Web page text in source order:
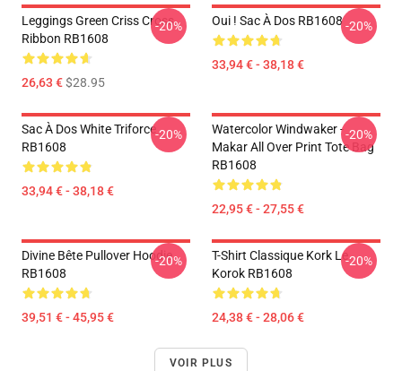
Leggings Green Criss Cross
Ribbon RB1608
26,63 €$28.95
-20% Oui ! Sac À Dos RB1608
33,94 € - 38,18 €
-20%
Sac À Dos White Triforce
RB1608
33,94 € - 38,18 €
-20%
Watercolor Windwaker -
Makar All Over Print Tote Bag
RB1608
22,95 € - 27,55 €
-20%
Divine Bête Pullover Hoodie
RB1608
39,51 € - 45,95 €
-20%
T-Shirt Classique Kork Le
Korok RB1608
24,38 € - 28,06 €
-20%
VOIR PLUS